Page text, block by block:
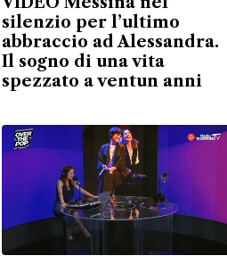
silenzio per l’ultimo
abbraccio ad Alessandra.
Il sogno di una vita
spezzato a ventun anni